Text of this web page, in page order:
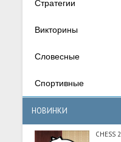
Стратегии
Викторины
Словесные
Спортивные
НОВИНКИ
CHESS 2